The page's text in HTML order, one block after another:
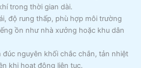
trong thời gian dài.
độ rung thấp, phù hợp môi trường
ồn như nhà xưởng hoặc khu dân
đúc nguyên khối chắc chắn, tản nhiệt
khi hoạt động liên tục.